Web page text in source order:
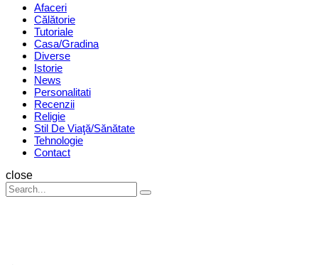
Menu Afaceri
Călătorie
Tutoriale
Casa/Gradina
Diverse
Istorie
News
Personalitati
Recenzii
Religie
Stil De Viaţă/Sănătate
Tehnologie
Contact
Search
close
Search
for:
Search